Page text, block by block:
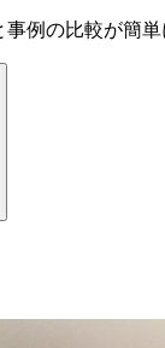
例の比較が簡単